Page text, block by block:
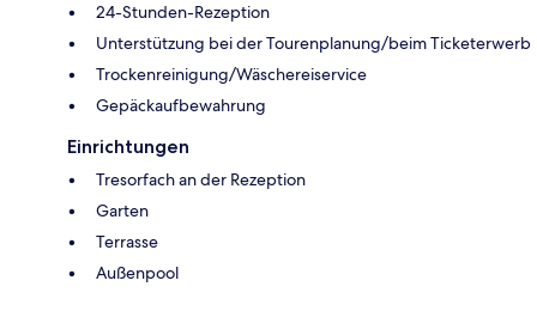
24-Stunden-Rezeption
Unterstützung bei der Tourenplanung/beim Ticketerwerb
Trockenreinigung/Wäschereiservice
Gepäckaufbewahrung
Einrichtungen
Tresorfach an der Rezeption
Garten
Terrasse
Außenpool